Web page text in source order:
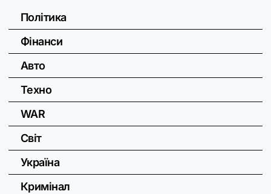
Політика
Фінанси
Авто
Техно
WAR
Світ
Україна
Кримінал